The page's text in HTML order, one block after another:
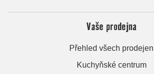
Vaše prodejna
Přehled všech prodejen
Kuchyňské centrum